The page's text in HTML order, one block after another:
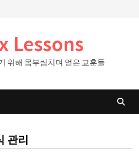
Lessons
위해 몸부림치며 얻은 교훈들
관리